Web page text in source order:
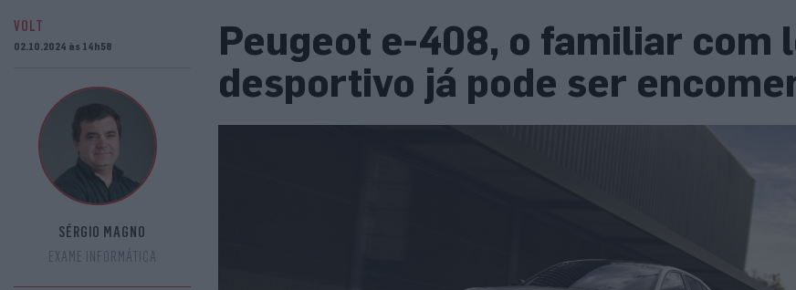
VOLT
02.10.2024 às 14h58
SÉRGIO MAGNO
EXAME INFORMÁTICA
Peugeot e-408, o familiar com
desportivo já pode ser